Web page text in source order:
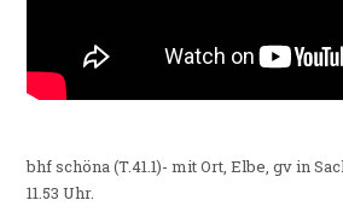
bhf schöna (T.41.1)- mit Ort, Elbe, gv in
11.53 Uhr.